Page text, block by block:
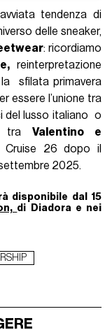
tendenza di
delle sneaker,
: ricordiamo
reinterpretazione
sfilata primavera
essere l’unione tra
del lusso italiano o
tra Valentino e
26 dopo il
2025.
disponibile dal 15
di Diadora e nei